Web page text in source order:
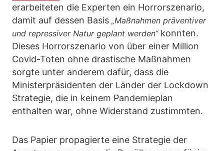
erarbeiteten die Experten ein Horrorszenario,
damit auf dessen Basis „Maßnahmen präventiver
und repressiver Natur geplant werden“konnten.
Dieses Horrorszenario von über einer Million
Covid-Toten ohne drastische Maßnahmen
sorgte unter anderem dafür, dass die
Ministerpräsidenten der Länder der Lockdown
Strategie, die in keinem Pandemieplan
enthalten war, ohne Widerstand zustimmten.
Das Papier propagierte eine Strategie der